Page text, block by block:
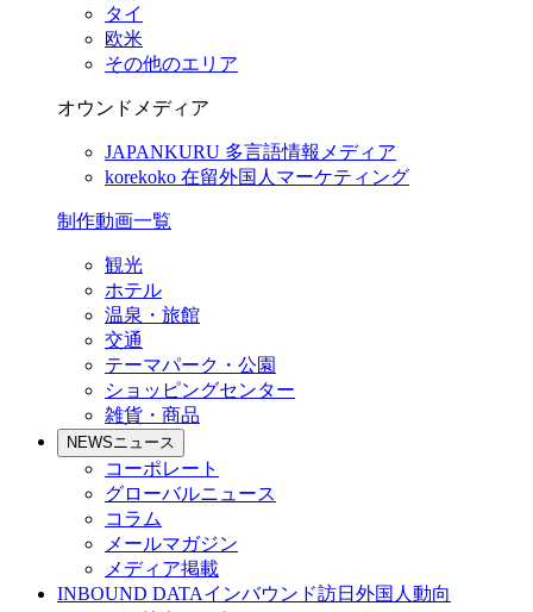
タイ
欧米
その他のエリア
オウンドメディア
JAPANKURU 多言語情報メディア
korekoko 在留外国人マーケティング
制作動画一覧
観光
ホテル
温泉・旅館
交通
テーマパーク・公園
ショッピングセンター
雑貨・商品
NEWSニュース
コーポレート
グローバルニュース
コラム
メールマガジン
メディア掲載
INBOUND DATAインバウンド訪日外国人動向